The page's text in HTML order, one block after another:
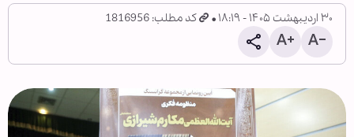
۳۰ اردیبهشت ۱۴۰۵ - ۱۸:۱۹ کد مطلب: 1816956